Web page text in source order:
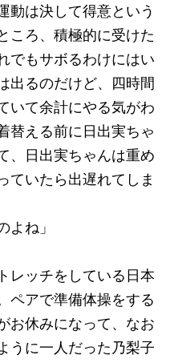
は決して得意という
ころ、積極的に受けた
でもサボるわけにはい
出るのだけど、四時間
いて余計にやる気がわ
替える前に日出実ちゃ
、日出実ちゃんは重め
ていたら出遅れてしま
ね」
レッチをしている日本
ペアで準備体操をする
お休みになって、なお
うに一人だった乃梨子